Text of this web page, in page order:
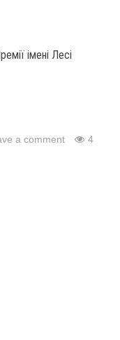
імені Лесі
a comment 4